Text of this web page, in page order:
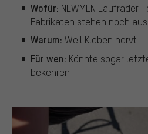
Wofür: NEWMEN Laufräder.
Fabrikaten stehen noch aus
Warum: Weil Kleben nervt
Für wen: Könnte sogar
bekehren